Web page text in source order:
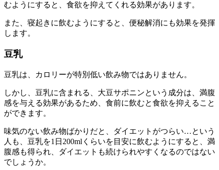
むようにすると、食欲を抑えてくれる効果があります。
また、寝起きに飲むようにすると、便秘解消にも効果を発揮
します。
豆乳
豆乳は、カロリーが特別低い飲み物ではありません。
しかし、豆乳に含まれる、大豆サポニンという成分は、満腹
感を与える効果があるため、食前に飲むと食欲を抑えること
ができます。
味気のない飲み物ばかりだと、ダイエットがつらい…という
人も、豆乳を1日200mlくらいを目安に飲むようにすると、満
腹感も得られ、ダイエットも続けられやすくなるのではない
でしょうか。